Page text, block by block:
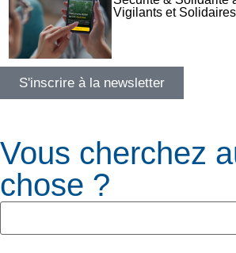
Vigilants et
S'inscrire à la newsletter
Vous cherchez
chose ?